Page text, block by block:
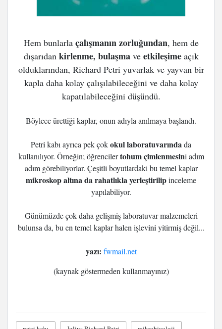
Hem bunlarlaçalışmanın zorluğundan, hem de
dışarıdankirlenme, bulaşmaveetkileşimeaçık
olduklarından, Richard Petri yuvarlak ve yayvan bir
kapla daha kolay çalışılabileceğini ve daha kolay
kapatılabileceğini düşündü.
Böylece ürettiği kaplar, onun adıyla anılmaya başlandı.
Petri kabı ayrıca pek çokokul laboratuvarındada
kullanılıyor. Örneğin; öğrencilertohum çimlenmesini adım
adım görebiliyorlar. Çeşitli boyutlardaki bu temel kaplar
mikroskop altına da rahatlıkla yerleştirilipinceleme
yapılabiliyor.
Günümüzde çok daha gelişmiş laboratuvar malzemeleri
bulunsa da, bu en temel kaplar halen işlevini yitirmiş değil...
yazı: fwmail.net
(kaynak göstermeden kullanmayınız)